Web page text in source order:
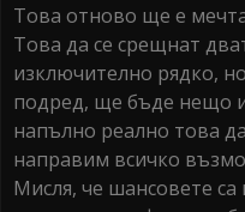
Това отново ще е
Това да се срещнат
изключително рядко,
подред, ще бъде нещо
напълно реално това
направим всичко
Мисля, че шансовете